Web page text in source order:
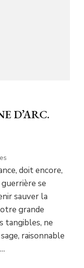
D’ARC.
doit encore,
se
sauver la
grande
tangibles, ne
raisonnable